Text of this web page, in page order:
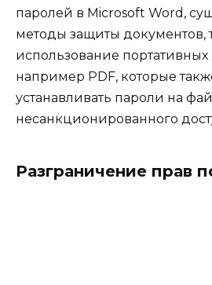
паролей в Microsoft Word,
методы защиты документов,
использование
например PDF, которые
устанавливать пароли на
несанкционированного
Разграничение прав